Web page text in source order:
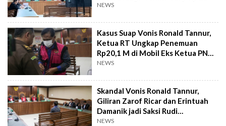
M!
NEWS
Kasus Suap Vonis Ronald Tannur,
Ketua RT Ungkap Penemuan
Rp20,1 M di Mobil Eks Ketua PN
Surabaya
NEWS
Skandal Vonis Ronald Tannur,
Giliran Zarof Ricar dan Erintuah
Damanik jadi Saksi Rudi
Suparmono
NEWS